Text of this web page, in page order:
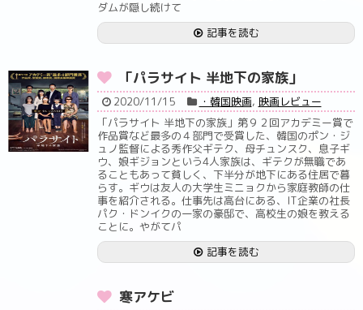
ダムが隠し続けて
記事を読む
「パラサイト 半地下の家族」
2020/11/15 ・韓国映画, 映画レビュー
「パラサイト 半地下の家族」第９２回アカデミー賞で
作品賞など最多の４部門で受賞した、韓国のポン・ジ
ュノ監督による秀作父ギテク、母チュンスク、息子ギ
ウ、娘ギジョンという4人家族は、ギテクが無職であ
ることもあって貧しく、下半分が地下にある住居で暮
らす。ギウは友人の大学生ミニョクから家庭教師の仕
事を紹介される。仕事先は高台にある、IT企業の社長
パク・ドンイクの一家の豪邸で、高校生の娘を教える
ことに。やがてパ
記事を読む
寒アケビ